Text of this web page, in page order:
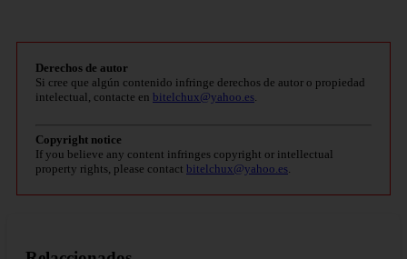
Derechos de autor
Si cree que algún contenido infringe derechos de autor o propiedad
intelectual, contacte en bitelchux@yahoo.es
Copyright notice
If you believe any content infringes copyright or intellectual
property rights, please contact bitelchux@yahoo.es